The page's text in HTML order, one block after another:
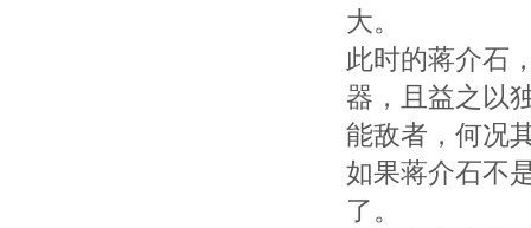
大。
此时的蒋介石
器，且益之以
能敌者，何况
如果蒋介石不
了。